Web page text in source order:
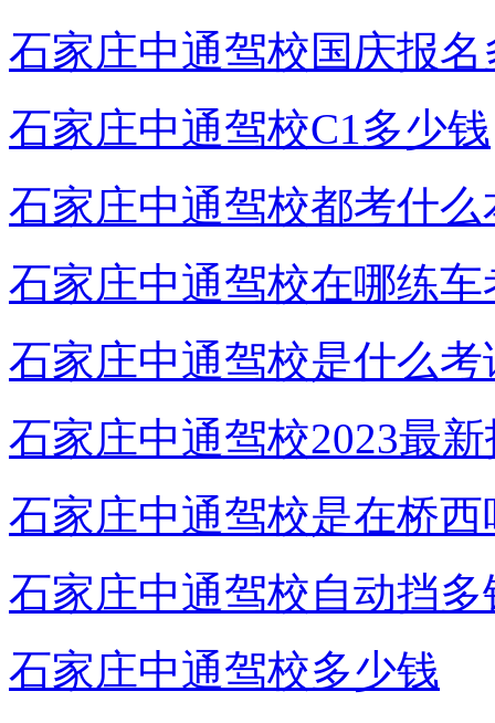
石家庄中通驾校国庆报名
石家庄中通驾校C1多少钱
石家庄中通驾校都考什么
石家庄中通驾校在哪练车
石家庄中通驾校是什么考
石家庄中通驾校2023最
石家庄中通驾校是在桥西
石家庄中通驾校自动挡多
石家庄中通驾校多少钱